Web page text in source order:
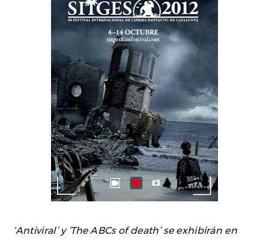
‘Antiviral’ y ‘The ABCs of death’ se exhibirán en